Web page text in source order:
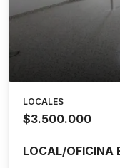
LOCALES
$3.500.000
LOCAL/OFICINA